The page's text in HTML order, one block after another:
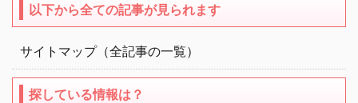
以下から全ての記事が見られます
サイトマップ（全記事の一覧）
探している情報は？